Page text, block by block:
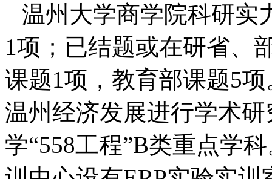
温州大学商学院科研实
1项；已结题或在研省、
课题1项，教育部课题5项
温州经济发展进行学术
学“558工程”B类重点学